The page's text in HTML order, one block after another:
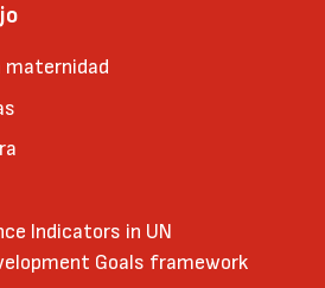
maternidad
Indicators in UN
Goals framework